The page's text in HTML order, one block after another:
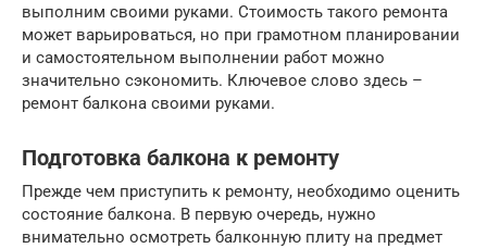
выполним своими руками. Стоимость такого ремонта
может варьироваться, но при грамотном планировании
и самостоятельном выполнении работ можно
значительно сэкономить. Ключевое слово здесь –
ремонт балкона своими руками.
Подготовка балкона к ремонту
Прежде чем приступить к ремонту, необходимо оценить
состояние балкона. В первую очередь, нужно
внимательно осмотреть балконную плиту на предмет